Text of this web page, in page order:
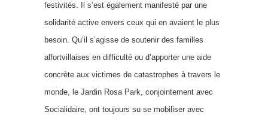
festivités. Il s’est également manifesté par une
solidarité active envers ceux qui en avaient le plus
besoin. Qu’il s’agisse de soutenir des familles
alfortvillaises en difficulté ou d’apporter une aide
concrète aux victimes de catastrophes à travers le
monde, le Jardin Rosa Park, conjointement avec
Socialidaire, ont toujours su se mobiliser avec